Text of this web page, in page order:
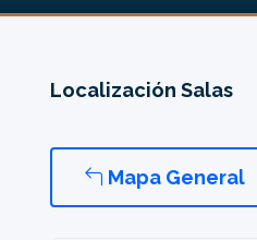
Localización Salas
Mapa General